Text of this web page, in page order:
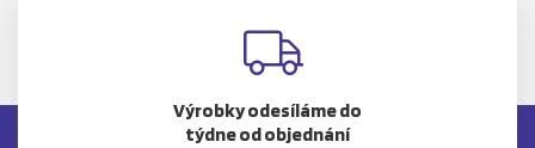
Výrobky odesíláme do
týdne od objednání